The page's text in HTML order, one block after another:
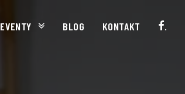
EVENTY BLOG KONTAKT .